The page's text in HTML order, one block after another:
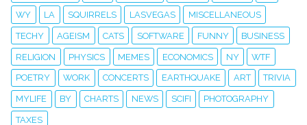
WY LA SQUIRRELS LASVEGAS MISCELLANEOUS
TECHY AGEISM CATS SOFTWARE FUNNY BUSINESS
RELIGION PHYSICS MEMES ECONOMICS NY WTF
POETRY WORK CONCERTS EARTHQUAKE ART TRIVIA
MYLIFE BY CHARTS NEWS SCIFI PHOTOGRAPHY
TAXES